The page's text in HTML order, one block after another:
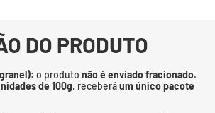
DO PRODUTO
o produto não é enviado fracionado.
de 100g, receberáum único pacote